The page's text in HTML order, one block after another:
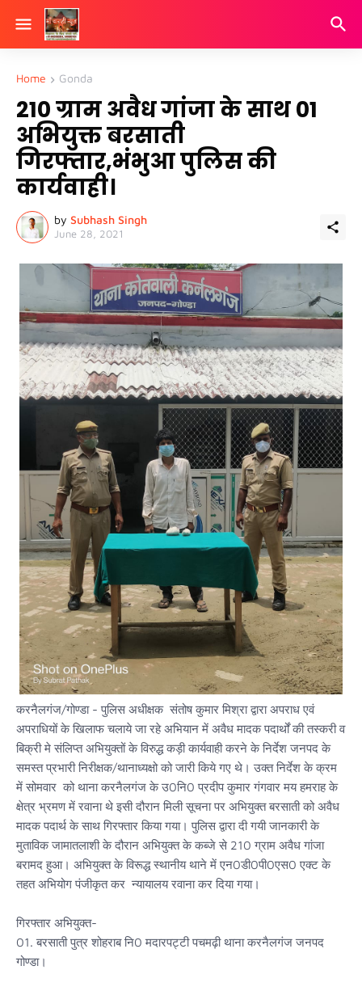
Home Gonda
210 ग्राम अवैध गांजा के साथ 01
अभियुक्त बरसाती
गिरफ्तार,भंभुआ पुलिस की
कार्यवाही।
by Subhash Singh
June 28, 2021
करनैलगंज/गोण्डा - पुलिस अधीक्षक संतोष कुमार मिश्रा द्वारा अपराध एवं
अपराधियों के खिलाफ चलाये जा रहे अभियान में अवैध मादक पदार्थों की तस्करी व
बिक्री मे संलिप्त अभियुक्तों के विरुद्ध कड़ी कार्यवाही करने के निर्देश जनपद के
समस्त प्रभारी निरीक्षक/थानाध्यक्षो को जारी किये गए थे। उक्त निर्देश के क्रम
में सोमवार को थाना करनैलगंज के उ0नि0 प्रदीप कुमार गंगवार मय हमराह के
क्षेत्र भ्रमण में रवाना थे इसी दौरान मिली सूचना पर अभियुक्त बरसाती को अवैध
मादक पदार्थ के साथ गिरफ्तार किया गया। पुलिस द्वारा दी गयी जानकारी के
मुताविक जामातलाशी के दौरान अभियुक्त के कब्जे से 210 ग्राम अवैध गांजा
बरामद हुआ। अभियुक्त के विरूद्ध स्थानीय थाने में एन0डी0पी0एस0 एक्ट के
तहत अभियोग पंजीकृत कर न्यायालय रवाना कर दिया गया।
गिरफ्तार अभियुक्त-
01. बरसाती पुत्र शोहराब नि0 मदारपट्टी पचमढ़ी थाना करनैलगंज जनपद
गोण्डा।